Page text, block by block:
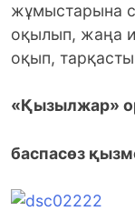
жұмыстарына
оқылып, жаңа
оқып,
«Қызылжар»
баспасөз